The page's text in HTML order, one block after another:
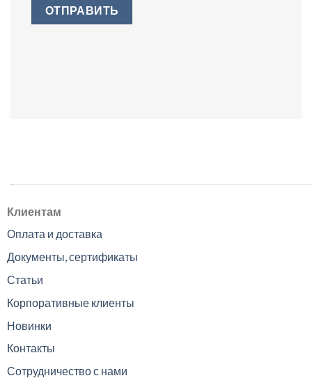
Клиентам
Оплата и доставка
Документы, сертификаты
Статьи
Корпоративные клиенты
Новинки
Контакты
Сотрудничество с нами